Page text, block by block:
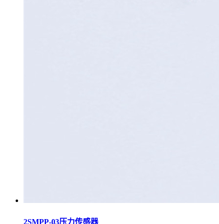
2SMPP-03压力传感器